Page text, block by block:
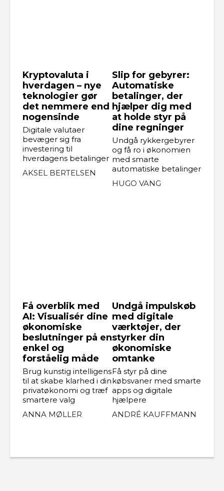
Kryptovaluta i
hverdagen – nye
teknologier gør
det nemmere end
nogensinde
Digitale valutaer
bevæger sig fra
investering til
hverdagens betalinger
AKSEL BERTELSEN
Slip for gebyrer:
Automatiske
betalinger, der
hjælper dig med
at holde styr på
dine regninger
Undgå rykkergebyrer
og få ro i økonomien
med smarte
automatiske betalinger
HUGO VANG
Få overblik med
AI: Visualisér dine
økonomiske
beslutninger på en
enkel og
forståelig måde
Brug kunstig intelligens
til at skabe klarhed i din
privatøkonomi og træf
smartere valg
ANNA MØLLER
Undgå impulskøb
med digitale
værktøjer, der
styrker din
økonomiske
omtanke
Få styr på dine
købsvaner med smarte
apps og digitale
hjælpere
ANDRÉ KAUFFMANN